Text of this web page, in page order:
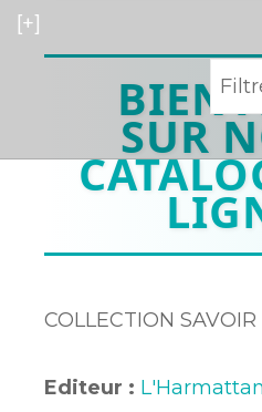
SUR
COLLECTION
Editeur : L'Harmattan
[+]